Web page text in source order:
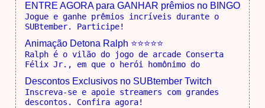
ENTRE AGORA para GANHAR prêmios no BINGO
Jogue e ganhe prêmios incríveis durante o
SUBtember. Participe!
Animação Detona Ralph ⭐⭐⭐⭐⭐
Ralph é o vilão do jogo de arcade Conserta
Félix Jr., em que o herói homônimo do
Descontos Exclusivos no SUBtember Twitch
Inscreva-se e apoie streamers com grandes
descontos. Confira agora!